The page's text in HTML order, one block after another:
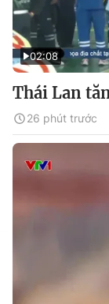
02:08
Thái Lan
26 phút trước